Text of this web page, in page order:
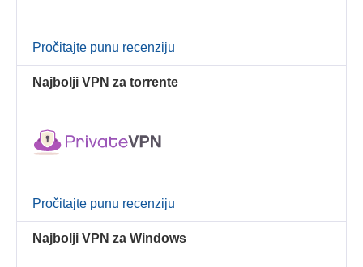
Pročitajte punu recenziju
Najbolji VPN za torrente
Pročitajte punu recenziju
Najbolji VPN za Windows